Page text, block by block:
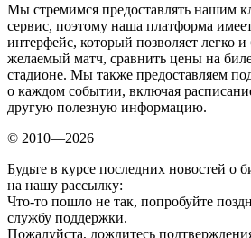
Мы стремимся предоставлять нашим
сервис, поэтому наша платформа
интерфейс, который позволяет легко
желаемый матч, сравнить цены на
стадионе. Мы также предоставляем
о каждом событии, включая
другую полезную информацию.
© 2010—2026
Будьте в курсе последних новостей о
на нашу рассылку:
Что-то пошло не так, попробуйте
службу поддержки.
Пожалуйста, дождитесь